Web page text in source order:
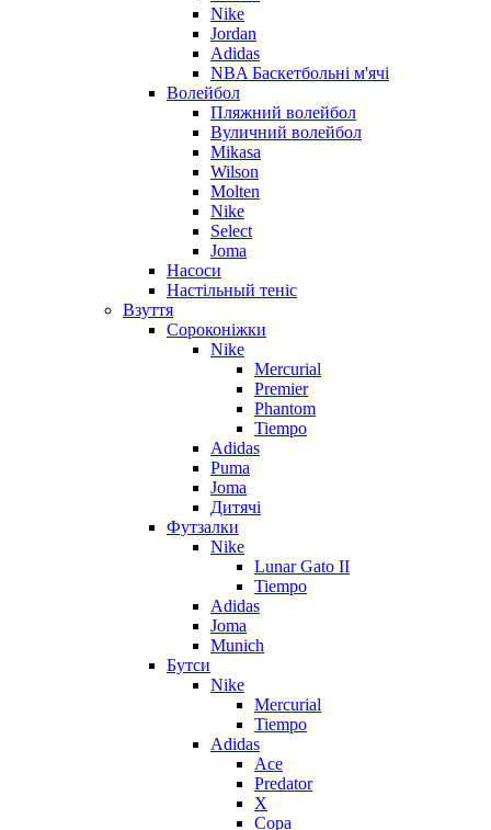
Nike
Jordan
Adidas
NBA Баскетбольні м'ячі
Волейбол
Пляжний волейбол
Вуличний волейбол
Mikasa
Wilson
Molten
Nike
Select
Joma
Насоси
Настільный теніс
Взуття
Сороконіжки
Nike
Mercurial
Premier
Phantom
Tiempo
Adidas
Puma
Joma
Дитячі
Футзалки
Nike
Lunar Gato II
Tiempo
Adidas
Joma
Munich
Бутси
Nike
Mercurial
Tiempo
Adidas
Ace
Predator
X
Copa